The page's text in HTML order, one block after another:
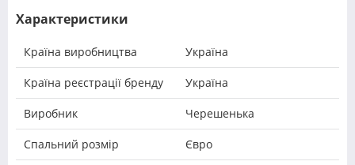
Характеристики
Країна виробництва Україна
Країна реєстрації бренду Україна
Виробник Черешенька
Спальний розмір Євро